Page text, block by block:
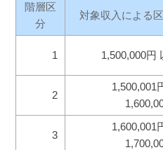
階層区
分
対象収入による
1 1,500,000円
2
1,500,001
3
1,600,001